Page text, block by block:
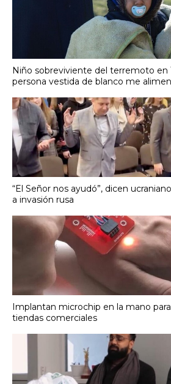
Niño sobreviviente del terremoto en
persona vestida de blanco me
“El Señor nos ayudó”, dicen
a invasión rusa
Implantan microchip en la mano
tiendas comerciales